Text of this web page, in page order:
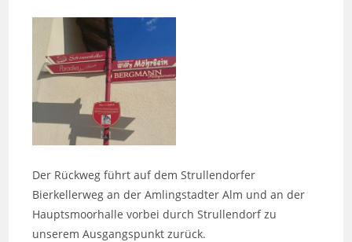
Der Rückweg führt auf dem Strullendorfer
Bierkellerweg an der Amlingstadter Alm und an der
Hauptsmoorhalle vorbei durch Strullendorf zu
unserem Ausgangspunkt zurück.